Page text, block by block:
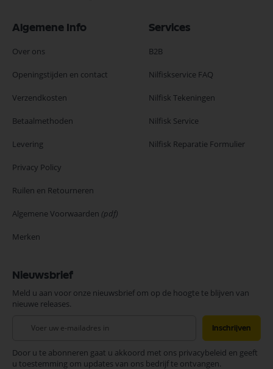
Algemene Info
Over ons
Openingstijden en contact
Verzendkosten
Betaalmethoden
Levering
Privacy Policy
Ruilen en Retourneren
Algemene Voorwaarden (pdf)
Merken
Services
B2B
Nilfiskservice FAQ
Nilfisk Tekeningen
Nilfisk Service
Nilfisk Reparatie Formulier
Nieuwsbrief
Meld u aan voor onze nieuwsbrief om op de hoogte te blijven van
nieuwe releases.
onze
nieuwsbrief
Inschrijven
Door u te abonneren gaat u akkoord met ons privacybeleid en geeft
u toestemming om updates van ons bedrijf te ontvangen.